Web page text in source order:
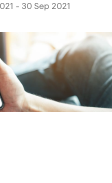
- 30 Sep 2021